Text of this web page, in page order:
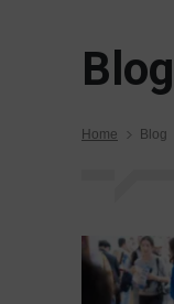
Blog
Home Blog